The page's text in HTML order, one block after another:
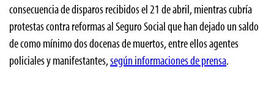
consecuencia de disparos recibidos el 21 de abril, mientras cubría
protestas contra reformas al Seguro Social que han dejado un saldo
de como mínimo dos docenas de muertos, entre ellos agentes
policiales y manifestantes,según informaciones de prensa.